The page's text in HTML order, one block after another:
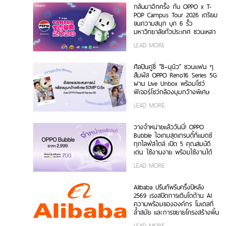
กลับมาอีกครั้ง กับ OPPO x T-
POP Campus Tour 2026 เตรียม
ขนความสนุก บุก 6 รั้ว
มหาวิทยาลัยทั่วประเทศ ชวนเหล่า
Moment กับ OPPO Reno16
LEAD MORE
ศิลปินคู่ซี้ “ซี–นุนิว” ชวนแฟน ๆ
สัมผัส OPPO Reno16 Series 5G
ผ่าน Live Unbox พร้อมโชว์
ฟีเจอร์โชว์กล้องมุมกว้างพิเศษ
เด่นเป็นตัวเอง
LEAD MORE
วางจำหน่ายแล้ววันนี้! OPPO
Bubble ไอเทมสุดเทรนดี้ที่แมตช์
ทุกไลฟ์สไตล์ เปิด 5 คุณสมบัติ
เด่น ใช้งานง่าย พร้อมใช้งานได้
iOS ในราคา 2,999 บาท
LEAD MORE
Alibaba ปรับทัพรับครึ่งปีหลัง
2569 เร่งสปีดการเติบโตด้าน AI
ความพร้อมขององค์กร โมเดลที่
ล้ำสมัย และการขยายโครงสร้างพื้น